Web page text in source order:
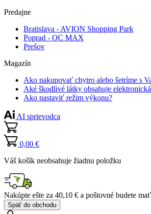
Predajne
Bratislava - AVION Shopping Park
Poprad - OC MAX
Prešov
Magazín
Ako nakupovať chytro alebo šetríme s
Aké škodlivé látky obsahuje
Ako nastaviť režim výkonu?
AI sprievodca
0,00 €
Váš košík neobsahuje žiadnu položku
Nakúpte ešte za 40,10 € a poštovné budete mať
Späť do obchodu